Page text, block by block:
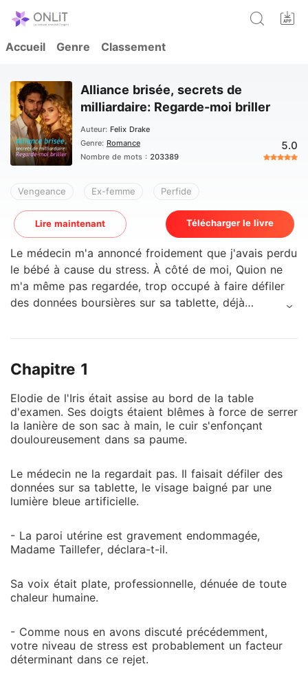
Accueil Genre Classement
Alliance brisée, secrets de
milliardaire: Regarde-moi briller
Auteur: Felix Drake
Genre: Romance
Nombre de mots : 203389
5.0
Vengeance Ex-femme Perfide
Lire maintenant Télécharger le livre
Le médecin m'a annoncé froidement que j'avais perdu
le bébé à cause du stress. À côté de moi, Quion ne
m'a même pas regardée, trop occupé à faire défiler
des données boursières sur sa tablette, déjà
notification. C'était notre troisième anniversaire de
retour de sa maîtresse, Catine, le soir même. Quand
je lui ai présenté les papiers du divorce à son retour,
il a ri au nez de ma détresse. Il m'a dit que j'étais
n'étais qu'une incapable qui finirait à la rue. Il a
bloqué mes cartes de crédit cinq minutes après mon
départ, persuadé que je reviendrais en rampant dès
femme silencieuse qu'il prend pour une simple
décoration est en réalité « Solaris », la hackeuse
qui a bâti son empire, que c'est moi qui corrigeais
ses algorithmes la nuit pendant qu'il dormait, et que
même pas idée. J'ai acheté un coupe-boulon dans
une quincaillerie et j'ai brisé mon alliance à trois
millions de dollars devant son assistant, juste pour le
Chapitre 1
Elodie de l'Iris était assise au bord de la table
d'examen. Ses doigts étaient blêmes à force de serrer
la lanière de son sac à main, le cuir s'enfonçant
douloureusement dans sa paume.
Le médecin ne la regardait pas. Il faisait défiler des
données sur sa tablette, le visage baigné par une
lumière bleue artificielle.
- La paroi utérine est gravement endommagée,
Madame Taillefer, déclara-t-il.
Sa voix était plate, professionnelle, dénuée de toute
chaleur humaine.
- Comme nous en avons discuté précédemment,
votre niveau de stress est probablement un facteur
déterminant dans ce rejet.